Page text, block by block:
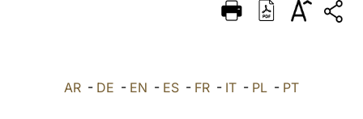
ITALIANO
AR - DE - EN - ES - FR - IT - PL - PT